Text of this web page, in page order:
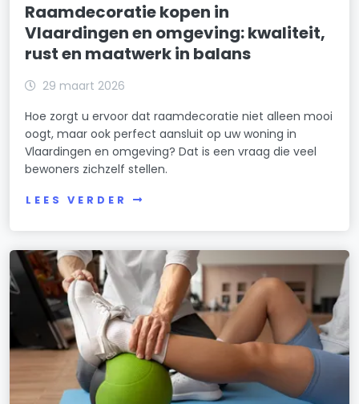
Raamdecoratie kopen in
Vlaardingen en omgeving: kwaliteit,
rust en maatwerk in balans
29 maart 2026
Hoe zorgt u ervoor dat raamdecoratie niet alleen mooi
oogt, maar ook perfect aansluit op uw woning in
Vlaardingen en omgeving? Dat is een vraag die veel
bewoners zichzelf stellen.
LEES VERDER